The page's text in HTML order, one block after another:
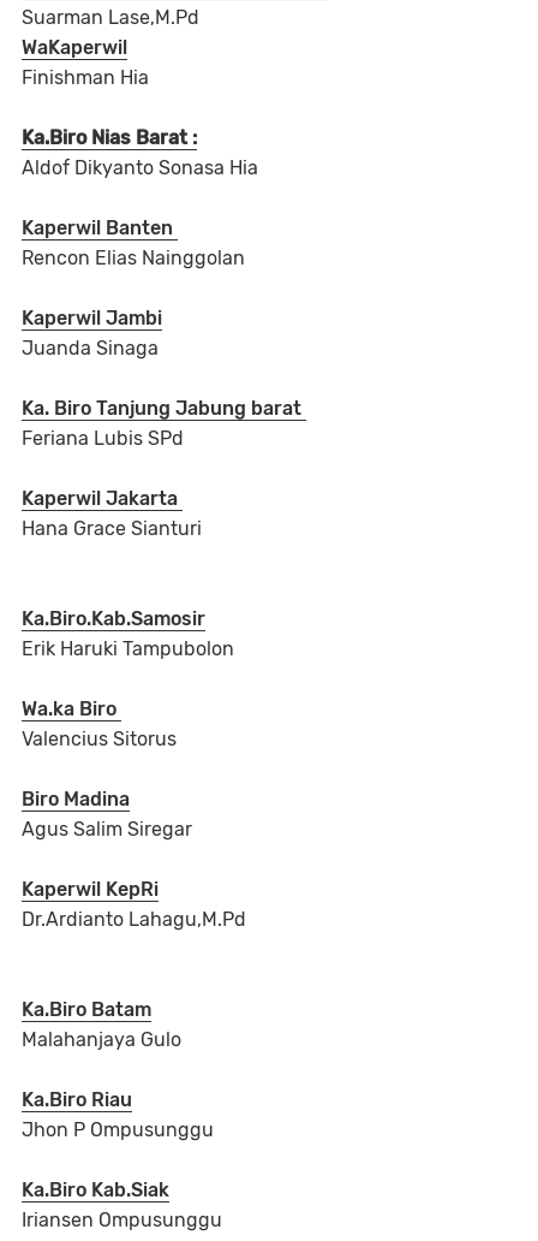
Suarman Lase,M.Pd
WaKaperwil
Finishman Hia
Ka.Biro Nias Barat :
Aldof Dikyanto Sonasa Hia
Kaperwil Banten
Rencon Elias Nainggolan
Kaperwil Jambi
Juanda Sinaga
Ka. Biro Tanjung Jabung barat
Feriana Lubis SPd
Kaperwil Jakarta
Hana Grace Sianturi
Ka.Biro.Kab.Samosir
Erik Haruki Tampubolon
Wa.ka Biro
Valencius Sitorus
Biro Madina
Agus Salim Siregar
Kaperwil KepRi
Dr.Ardianto Lahagu,M.Pd
Ka.Biro Batam
Malahanjaya Gulo
Ka.Biro Riau
Jhon P Ompusunggu
Ka.Biro Kab.Siak
Iriansen Ompusunggu